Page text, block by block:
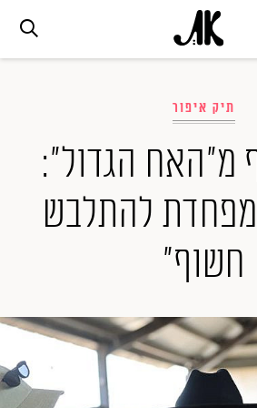
אופנה
ביוטי
סלבס
נוספים
המגזין
תיק איפור
מ"האח הגדול":
להתלבש
חשוף"